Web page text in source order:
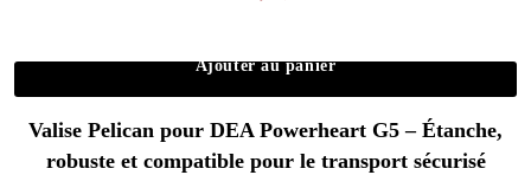
Ajouter au panier
Valise Pelican pour DEA Powerheart G5 – Étanche,
robuste et compatible pour le transport sécurisé